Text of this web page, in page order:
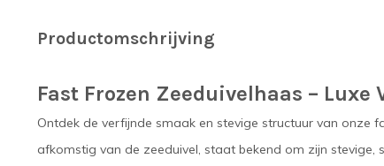
Productomschrijving
Fast Frozen Zeeduivelhaas –
Ontdek de verfijnde smaak en stevige structuur van onze
afkomstig van de zeeduivel, staat bekend om zijn stevige,